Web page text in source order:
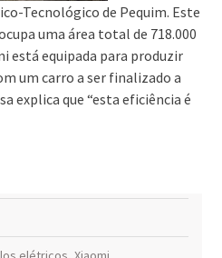
Tecnológico de Pequim. Este
uma área total de 718.000
está equipada para produzir
um carro a ser finalizado a
explica que “esta eficiência é